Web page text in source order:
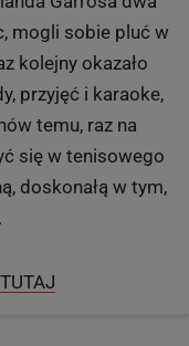
ma na to
30 Szlemów. W
uwierzyć, że
nie pozbawiła
- Wimbledon i
w stu procentach.
Garrosa dwa